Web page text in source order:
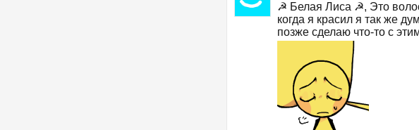
☭ Белая Лиса ☭, Это
когда я красил я так же
позже сделаю что-то с